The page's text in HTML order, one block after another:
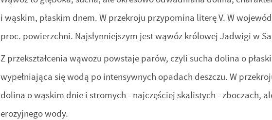
i wąskim, płaskim dnem. W przekroju przypomina literę V. W
proc. powierzchni. Najsłynniejszym jest wąwóz królowej Jadwigi w
Z przekształcenia wąwozu powstaje parów, czyli sucha dolina o
wypełniająca się wodą po intensywnych opadach deszczu. W
dolina o wąskim dnie i stromych - najczęściej skalistych - zboczach,
erozyjnego wody.